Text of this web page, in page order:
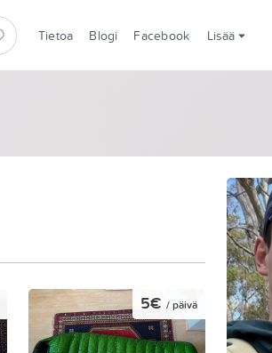
Tietoa Blogi Facebook Lisää
5€ / päivä